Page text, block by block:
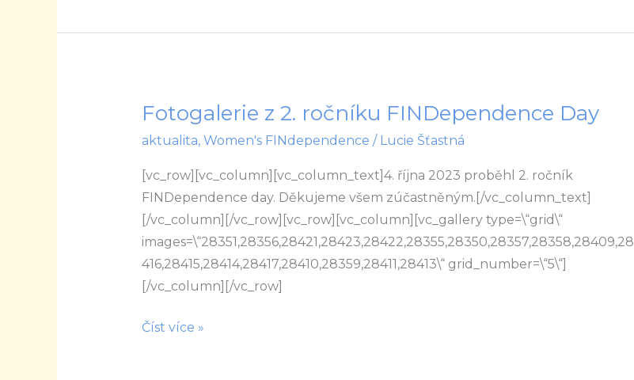
už
Fotogalerie z 2. ročníku FINDependence Day
aktualita, Women's FINdependence / Lucie Šťastná
[vc_row][vc_column][vc_column_text]4. října 2023 proběhl 2. ročník
FINDependence day. Děkujeme všem zúčastněným.[/vc_column_text]
[/vc_column][/vc_row][vc_row][vc_column][vc_gallery type=\“grid\“
images=\“28351,28356,28421,28423,28422,28355,28350,28357,28358,28409,28
416,28415,28414,28417,28410,28359,28411,28413\“ grid_number=\“5\“]
[/vc_column][/vc_row]
Fotogalerie
ročníku
FINDependence
Day
Číst více »